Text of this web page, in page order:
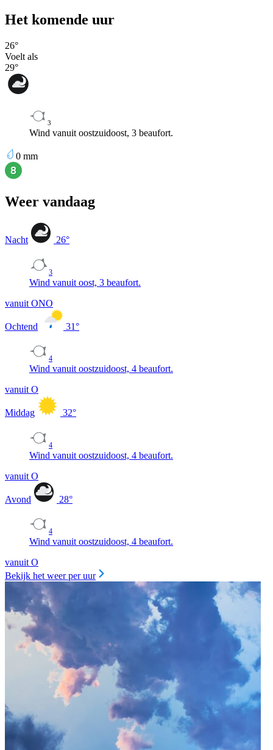
Het komende uur
26°
Voelt als
29°
3
Wind vanuit oostzuidoost, 3 beaufort.
0 mm
Weer vandaag
Nacht 26°
3
Wind vanuit oost, 3 beaufort.
vanuit ONO
Ochtend 31°
4
Wind vanuit oostzuidoost, 4 beaufort.
vanuit O
Middag 32°
4
Wind vanuit oostzuidoost, 4 beaufort.
vanuit O
Avond 28°
4
Wind vanuit oostzuidoost, 4 beaufort.
vanuit O
Bekijk het weer per uur